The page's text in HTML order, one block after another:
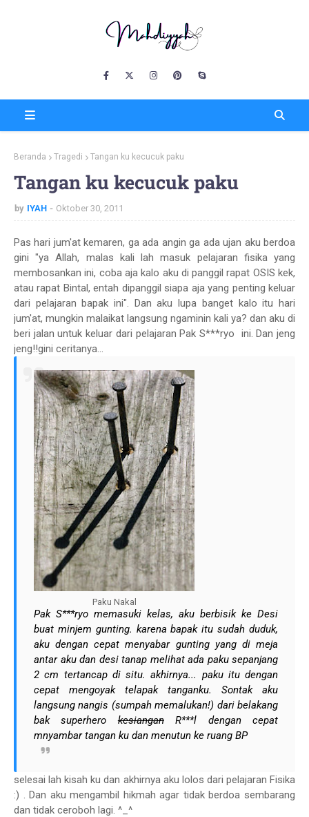
Beranda Tragedi Tangan ku kecucuk paku
Tangan ku kecucuk paku
by IYAH Oktober 30, 2011
Pas hari jum'at kemaren, ga ada angin ga ada ujan aku berdoa
gini "ya Allah, malas kali lah masuk pelajaran fisika yang
membosankan ini, coba aja kalo aku di panggil rapat OSIS kek,
atau rapat Bintal, entah dipanggil siapa aja yang penting keluar
dari pelajaran bapak ini". Dan aku lupa banget kalo itu hari
jum'at, mungkin malaikat langsung ngaminin kali ya? dan aku di
beri jalan untuk keluar dari pelajaran Pak S***ryo ini. Dan jeng
jeng!!gini ceritanya...
Paku Nakal
Pak S***ryo memasuki kelas, aku berbisik ke Desi
buat minjem gunting. karena bapak itu sudah duduk,
aku dengan cepat menyabar gunting yang di meja
antar aku dan desi tanap melihat ada paku sepanjang
2 cm tertancap di situ. akhirnya... paku itu dengan
cepat mengoyak telapak tanganku. Sontak aku
langsung nangis (sumpah memalukan!) dari belakang
bak superherokesianganR***l dengan cepat
mnyambar tangan ku dan menutun ke ruang BP
selesai lah kisah ku dan akhirnya aku lolos dari pelajaran Fisika
:) . Dan aku mengambil hikmah agar tidak berdoa sembarang
dan tidak ceroboh lagi. ^_^